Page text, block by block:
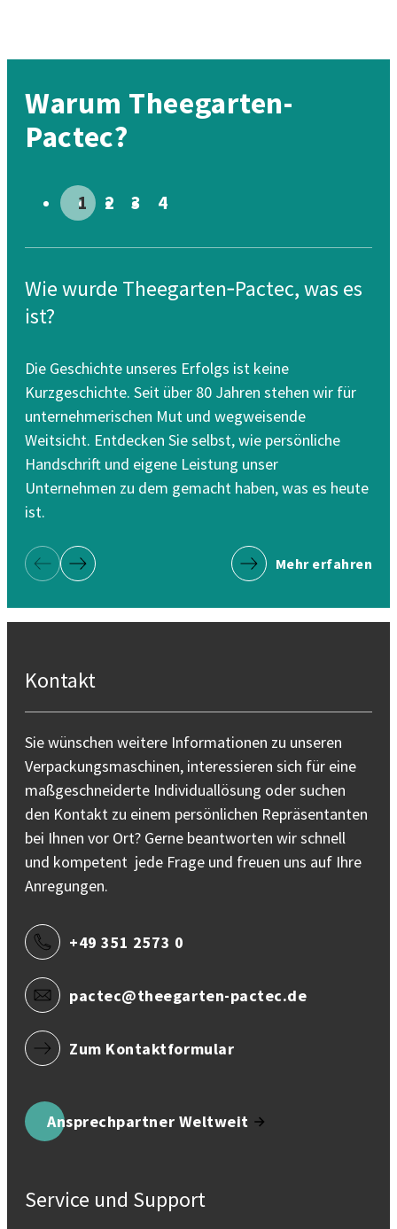
Warum Theegarten-
Pactec?
Wie wurde Theegarten‑Pactec, was es
ist?
Die Geschichte unseres Erfolgs ist keine
Kurzgeschichte. Seit über 80 Jahren stehen wir für
unternehmerischen Mut und wegweisende
Weitsicht. Entdecken Sie selbst, wie persönliche
Handschrift und eigene Leistung unser
Unternehmen zu dem gemacht haben, was es heute
ist.
Vorherige Seite
Nächste Seite
Mehr erfahren
Go to slide # 1
Go to slide # 2
Go to slide # 3
Go to slide # 4
Kontakt
Sie wünschen weitere Informationen zu unseren
Verpackungsmaschinen, interessieren sich für eine
maßgeschneiderte Individuallösung oder suchen
den Kontakt zu einem persönlichen Repräsentanten
bei Ihnen vor Ort? Gerne beantworten wir schnell
und kompetent jede Frage und freuen uns auf Ihre
Anregungen.
+49 351 2573 0
pactec@theegarten-pactec.de
Zum Kontaktformular
Ansprechpartner Weltweit
Service und Support